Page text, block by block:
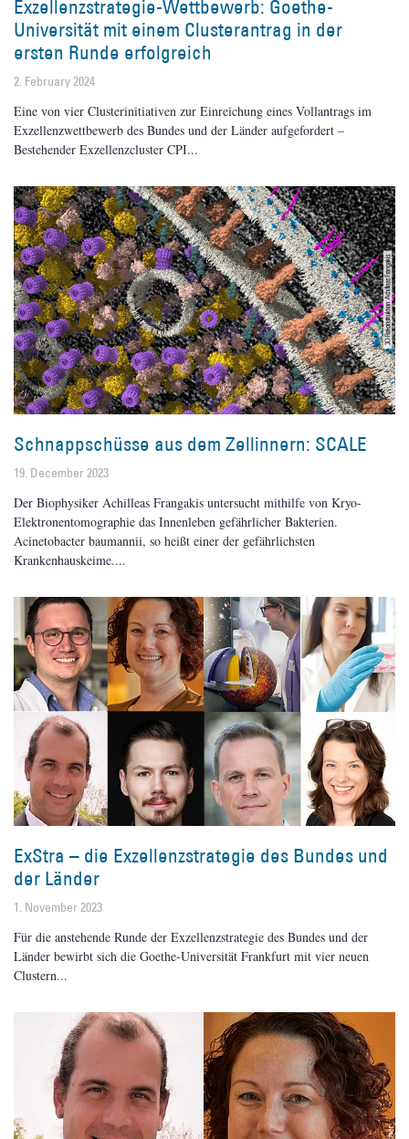
Exzellenzstrategie-Wettbewerb: Goethe-
Universität mit einem Clusterantrag in der
ersten Runde erfolgreich
2. February 2024
Eine von vier Clusterinitiativen zur Einreichung eines Vollantrags im
Exzellenzwettbewerb des Bundes und der Länder aufgefordert –
Bestehender Exzellenzcluster CPI
Schnappschüsse aus dem Zellinnern: SCALE
19. December 2023
Der Biophysiker Achilleas Frangakis untersucht mithilfe von Kryo-
Elektronentomographie das Innenleben gefährlicher Bakterien.
Acinetobacter baumannii, so heißt einer der gefährlichsten
Krankenhauskeime.
ExStra – die Exzellenzstrategie des Bundes und
der Länder
1. November 2023
Für die anstehende Runde der Exzellenzstrategie des Bundes und der
Länder bewirbt sich die Goethe-Universität Frankfurt mit vier neuen
Clustern